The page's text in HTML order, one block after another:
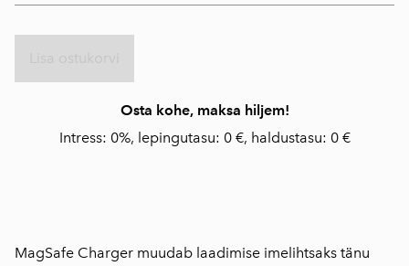
Osta kohe, maksa hiljem!
Intress: 0%, lepingutasu: 0 €, haldustasu: 0 €
MagSafe Charger muudab laadimise imelihtsaks tänu